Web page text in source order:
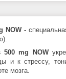
NOW -
500 mg NOW
и к стрессу,
мозга.